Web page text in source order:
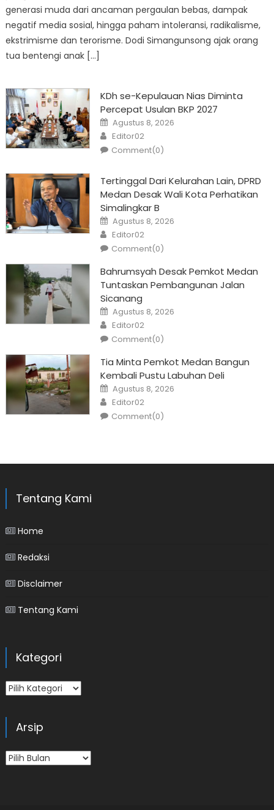
generasi muda dari ancaman pergaulan bebas, dampak
negatif media sosial, hingga paham intoleransi, radikalisme,
ekstrimisme dan terorisme. Dodi Simangunsong ajak orang
tua bentengi anak […]
KDh se-Kepulauan Nias Diminta
Percepat Usulan BKP 2027
Posted
on
Agustus 8, 2026
Author
Editor02
Comment(0)
Tertinggal Dari Kelurahan Lain, DPRD
Medan Desak Wali Kota Perhatikan
Simalingkar B
Posted
on
Agustus 8, 2026
Author
Editor02
Comment(0)
Bahrumsyah Desak Pemkot Medan
Tuntaskan Pembangunan Jalan
Sicanang
Posted
on
Agustus 8, 2026
Author
Editor02
Comment(0)
Tia Minta Pemkot Medan Bangun
Kembali Pustu Labuhan Deli
Posted
on
Agustus 8, 2026
Author
Editor02
Comment(0)
Tentang Kami
Home
Redaksi
Disclaimer
Tentang Kami
Kategori
Kategori
Arsip
Arsip